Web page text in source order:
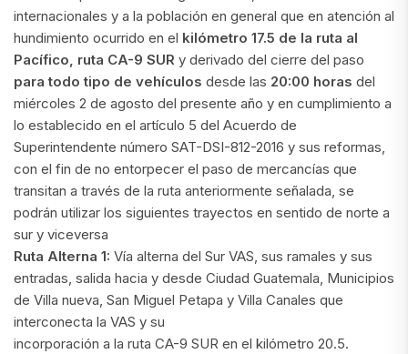
internacionales y a la población en general que en atención al
hundimiento ocurrido en el kilómetro 17.5 de la ruta al
Pacífico, ruta CA-9 SUR y derivado del cierre del paso
para todo tipo de vehículos desde las 20:00 horas del
miércoles 2 de agosto del presente año y en cumplimiento a
lo establecido en el artículo 5 del Acuerdo de
Superintendente número SAT-DSI-812-2016 y sus reformas,
con el fin de no entorpecer el paso de mercancías que
transitan a través de la ruta anteriormente señalada, se
podrán utilizar los siguientes trayectos en sentido de norte a
sur y viceversa
Ruta Alterna 1: Vía alterna del Sur VAS, sus ramales y sus
entradas, salida hacia y desde Ciudad Guatemala, Municipios
de Villa nueva, San Miguel Petapa y Villa Canales que
interconecta la VAS y su
incorporación a la ruta CA-9 SUR en el kilómetro 20.5.